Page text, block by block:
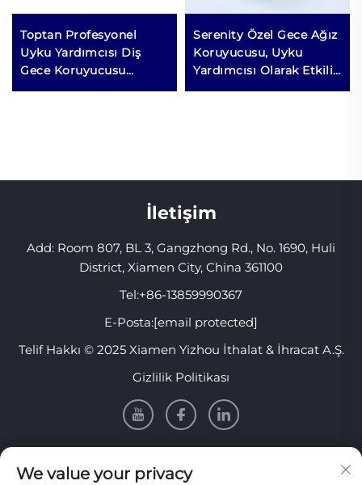
Toptan Profesyonel
Uyku Yardımcısı Diş
Gece Koruyucusu
Silikon Diş Braketleri
Serenity Özel Gece Ağız
Koruyucusu, Uyku
Yardımcısı Olarak Etkili
Horlama Önleme
İletişim
Add: Room 807, BL 3, Gangzhong Rd., No. 1690, Huli
District, Xiamen City, China 361100
Tel:+86-13859990367
E-Posta:[email protected]
Telif Hakkı © 2025 Xiamen Yizhou İthalat & İhracat A.Ş.
Gizlilik Politikası
We value your privacy